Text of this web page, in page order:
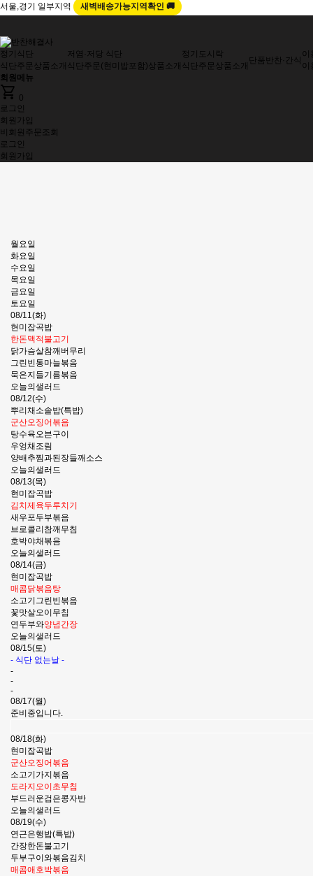
서울,경기 일부지역 새벽배송가능지역확인 🚚
정기식단
식단주문상품소개
저염·저당 식단
식단주문(현미밥포함)상품소개
정기도시락
식단주문상품소개
단품반찬·간식
이
이
회원메뉴
shopping_cart 0
로그인
회원가입
비회원주문조회
로그인
회원가입
월요일
화요일
수요일
목요일
금요일
토요일
08/11(화)
현미잡곡밥
한돈맥적불고기
닭가슴살참깨버무리
그린빈통마늘볶음
묵은지들기름볶음
오늘의샐러드
08/12(수)
뿌리채소솥밥(특밥)
군산오징어볶음
탕수육오븐구이
우엉채조림
양배추찜과된장들깨소스
오늘의샐러드
08/13(목)
현미잡곡밥
김치제육두루치기
새우포두부볶음
브로콜리참깨무침
호박야채볶음
오늘의샐러드
08/14(금)
현미잡곡밥
매콤닭볶음탕
소고기그린빈볶음
꽃맛살오이무침
연두부와양념간장
오늘의샐러드
08/15(토)
- 식단 없는날 -
-
-
-
08/17(월)
준비중입니다.
08/18(화)
현미잡곡밥
군산오징어볶음
소고기가지볶음
도라지오이초무침
부드러운검은콩자반
오늘의샐러드
08/19(수)
연근은행밥(특밥)
간장한돈불고기
두부구이와볶음김치
매콤애호박볶음